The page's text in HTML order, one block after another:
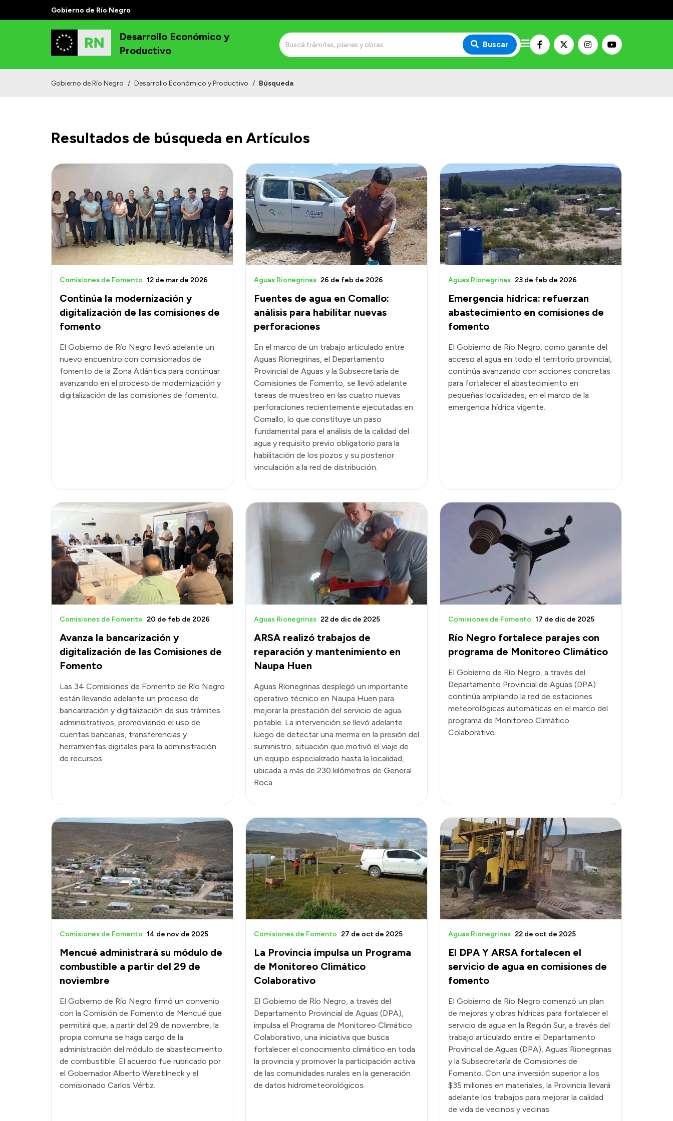
Gobierno de Río Negro
Desarrollo Económico y
Productivo
Buscar
Gobierno de Río Negro / Desarrollo Económico y Productivo / Búsqueda
Resultados de búsqueda en Artículos
Continúa la modernización y
digitalización de las comisiones de
fomento
Comisiones de Fomento 12 de mar de 2026
El Gobierno de Río Negro llevó adelante un
nuevo encuentro con comisionados de
fomento de la Zona Atlántica para continuar
avanzando en el proceso de modernización y
digitalización de las comisiones de fomento.
Fuentes de agua en Comallo:
análisis para habilitar nuevas
perforaciones
Aguas Rionegrinas 26 de feb de 2026
En el marco de un trabajo articulado entre
Aguas Rionegrinas, el Departamento
Provincial de Aguas y la Subsecretaría de
Comisiones de Fomento, se llevó adelante
tareas de muestreo en las cuatro nuevas
perforaciones recientemente ejecutadas en
Comallo, lo que constituye un paso
fundamental para el análisis de la calidad del
agua y requisito previo obligatorio para la
habilitación de los pozos y su posterior
vinculación a la red de distribución.
Emergencia hídrica: refuerzan
abastecimiento en comisiones de
fomento
Aguas Rionegrinas 23 de feb de 2026
El Gobierno de Río Negro, como garante del
acceso al agua en todo el territorio provincial,
continúa avanzando con acciones concretas
para fortalecer el abastecimiento en
pequeñas localidades, en el marco de la
emergencia hídrica vigente.
Avanza la bancarización y
digitalización de las Comisiones de
Fomento
Comisiones de Fomento 20 de feb de 2026
Las 34 Comisiones de Fomento de Río Negro
están llevando adelante un proceso de
bancarización y digitalización de sus trámites
administrativos, promoviendo el uso de
cuentas bancarias, transferencias y
herramientas digitales para la administración
de recursos.
ARSA realizó trabajos de
reparación y mantenimiento en
Naupa Huen
Aguas Rionegrinas 22 de dic de 2025
Aguas Rionegrinas desplegó un importante
operativo técnico en Naupa Huen para
mejorar la prestación del servicio de agua
potable. La intervención se llevó adelante
luego de detectar una merma en la presión del
suministro, situación que motivó el viaje de
un equipo especializado hasta la localidad,
ubicada a más de 230 kilómetros de General
Roca.
Río Negro fortalece parajes con
programa de Monitoreo Climático
Comisiones de Fomento 17 de dic de 2025
El Gobierno de Río Negro, a través del
Departamento Provincial de Aguas (DPA)
continúa ampliando la red de estaciones
meteorológicas automáticas en el marco del
programa de Monitoreo Climático
Colaborativo.
Mencué administrará su módulo de
combustible a partir del 29 de
noviembre
Comisiones de Fomento 14 de nov de 2025
El Gobierno de Río Negro firmó un convenio
con la Comisión de Fomento de Mencué que
permitirá que, a partir del 29 de noviembre, la
propia comuna se haga cargo de la
administración del módulo de abastecimiento
de combustible. El acuerdo fue rubricado por
el Gobernador Alberto Weretilneck y el
comisionado Carlos Vértiz.
La Provincia impulsa un Programa
de Monitoreo Climático
Colaborativo
Comisiones de Fomento 27 de oct de 2025
El Gobierno de Río Negro, a través del
Departamento Provincial de Aguas (DPA),
impulsa el Programa de Monitoreo Climático
Colaborativo, una iniciativa que busca
fortalecer el conocimiento climático en toda
la provincia y promover la participación activa
de las comunidades rurales en la generación
de datos hidrometeorológicos.
El DPA Y ARSA fortalecen el
servicio de agua en comisiones de
fomento
Aguas Rionegrinas 22 de oct de 2025
El Gobierno de Río Negro comenzó un plan
de mejoras y obras hídricas para fortalecer el
servicio de agua en la Región Sur, a través del
trabajo articulado entre el Departamento
Provincial de Aguas (DPA), Aguas Rionegrinas
y la Subsecretaría de Comisiones de
Fomento. Con una inversión superior a los
$35 millones en materiales, la Provincia llevará
adelante los trabajos para mejorar la calidad
de vida de vecinos y vecinas.